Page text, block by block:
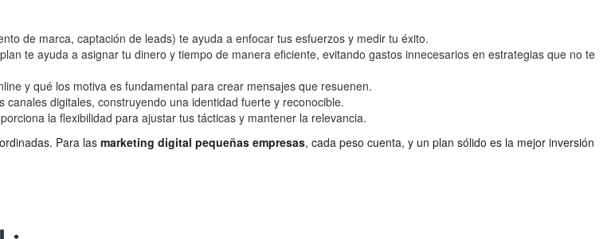
de marca, captación de leads) te ayuda a enfocar tus esfuerzos y medir tu éxito.
te ayuda a asignar tu dinero y tiempo de manera eficiente, evitando gastos innecesarios en estrategias que no te
y qué los motiva es fundamental para crear mensajes que resuenen.
digitales, construyendo una identidad fuerte y reconocible.
la flexibilidad para ajustar tus tácticas y mantener la relevancia.
Para las marketing digital pequeñas empresas, cada peso cuenta, y un plan sólido es la mejor inversión